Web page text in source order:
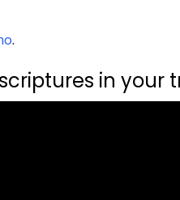
.
in your